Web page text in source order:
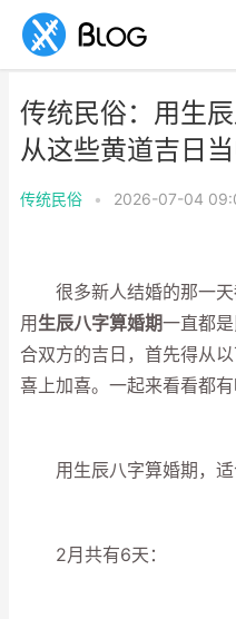
传统民俗：用生
从这些黄道吉日
传统民俗 • 2026-07-04
很多新人结婚的那一天
用 生辰八字算婚期一直都
合双方的吉日，首先得从
喜上加喜。一起来看看都有
用生辰八字算婚期，适
2月共有6天：